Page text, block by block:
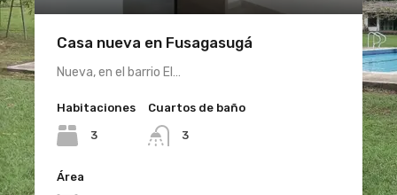
Casa nueva en Fusagasugá
Nueva, en el barrio El…
Habitaciones
3
Cuartos de baño
3
Área